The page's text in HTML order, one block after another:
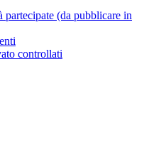
partecipate (da pubblicare in
controllati